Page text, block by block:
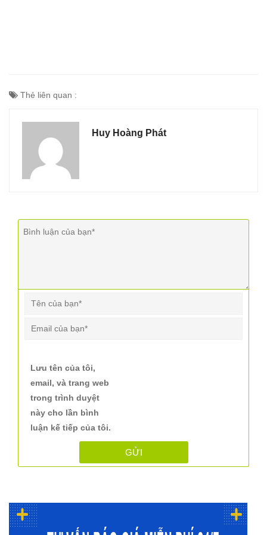
Thẻ liên quan :
Huy Hoàng Phát
Lưu tên của tôi,
email, và trang web
trong trình duyệt
này cho lần bình
luận kế tiếp của tôi.